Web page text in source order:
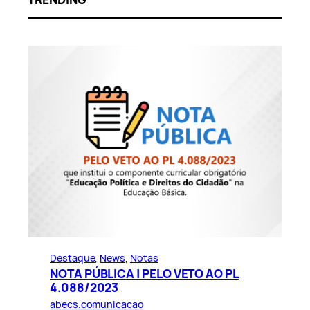
Destaque, News, Notas
NOTA PÚBLICA | PELO VETO AO PL
4.088/2023
abecs.comunicacao